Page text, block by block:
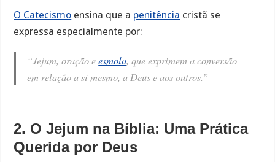
O Catecismo ensina que a penitência cristã se
expressa especialmente por:
“Jejum, oração eesmola, que exprimem a conversão
em relação a si mesmo, a Deus e aos outros.”
2. O Jejum na Bíblia: Uma Prática
Querida por Deus